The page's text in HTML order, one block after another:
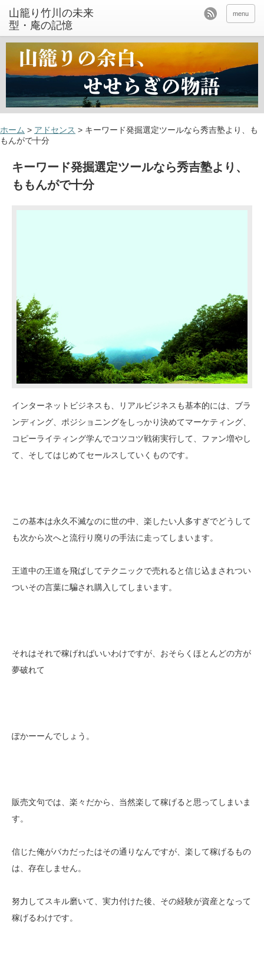
山籠り竹川の未来
型・庵の記憶
menu
ホーム > アドセンス > キーワード発掘選定ツールなら秀吉塾より、も
もんがで十分
キーワード発掘選定ツールなら秀吉塾より、
ももんがで十分
インターネットビジネスも、リアルビジネスも基本的には、ブラ
ンディング、ポジショニングをしっかり決めてマーケティング、
コピーライティング学んでコツコツ戦術実行して、ファン増やし
て、そしてはじめてセールスしていくものです。
この基本は永久不滅なのに世の中、楽したい人多すぎでどうして
も次から次へと流行り廃りの手法に走ってしまいます。
王道中の王道を飛ばしてテクニックで売れると信じ込まされつい
ついその言葉に騙され購入してしまいます。
それはそれで稼げればいいわけですが、おそらくほとんどの方が
夢破れて
ぽかーーんでしょう。
販売文句では、楽々だから、当然楽して稼げると思ってしまいま
す。
信じた俺がバカだったはその通りなんですが、楽して稼げるもの
は、存在しません。
努力してスキル磨いて、実力付けた後、その経験が資産となって
稼げるわけです。